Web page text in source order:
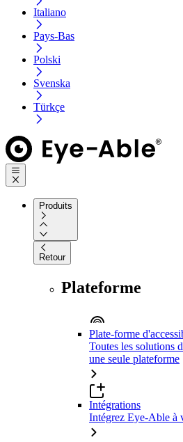
Italiano
Pays-Bas
Polski
Svenska
Türkçe
Produits
Retour
Plateforme
Plate-forme
Toutes les solutions
une seule plateforme
Intégrations
Intégrez Eye-Able à